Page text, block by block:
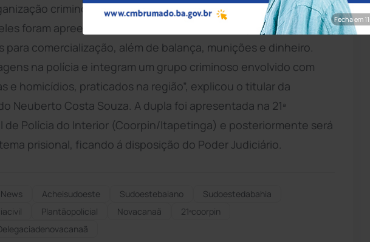
criminosa, foram presos em flagrante pelo crime de
foram apreendidos 15 tabletes de maconha, porções de
para comercialização, além de balança, munições e dinheiro.
na polícia e integram um grupo criminoso envolvido com
e homicídios, praticados na região”, explicou o titular da
Neuberto Costa Souza. A dupla foi apresentada na 21ª
de Polícia do Interior (Coorpin/Itapetinga) e posteriormente será
prisional, ficando á disposição do Poder Judiciário.
News Acheisudoeste Sudoestebaiano
Sudoestedabahia
Plantãopolicial Novacanaã
21ªcoorpin
Fecha em